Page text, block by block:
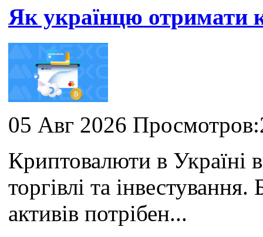
Як українцю отримати
05 Авг 2026
Криптовалюти в Україні
торгівлі та
активів потрібен...